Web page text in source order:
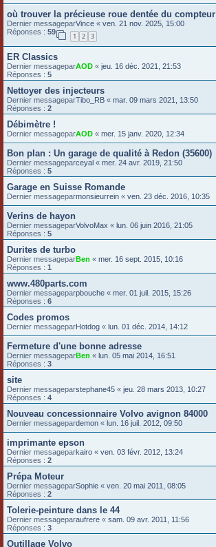
où trouver la précieuse roue dentée du compteur
Dernier messageparVince « ven. 21 nov. 2025, 15:00
Réponses : 59
1 2 3
ER Classics
Dernier messageparAOD « jeu. 16 déc. 2021, 21:53
Réponses : 5
Nettoyer des injecteurs
Dernier messageparTibo_RB « mar. 09 mars 2021, 13:50
Réponses : 2
Débimètre !
Dernier messageparAOD « mer. 15 janv. 2020, 12:34
Bon plan : Un garage de qualité à Redon (35600)
Dernier messageparceyal « mer. 24 avr. 2019, 21:50
Réponses : 5
Garage en Suisse Romande
Dernier messageparmonsieurrein « ven. 23 déc. 2016, 10:35
Verins de hayon
Dernier messageparVolvoMax « lun. 06 juin 2016, 21:05
Réponses : 5
Durites de turbo
Dernier messageparBen « mer. 16 sept. 2015, 10:16
Réponses : 1
www.480parts.com
Dernier messageparpbouche « mer. 01 juil. 2015, 15:26
Réponses : 6
Codes promos
Dernier messageparHotdog « lun. 01 déc. 2014, 14:12
Fermeture d'une bonne adresse
Dernier messageparBen « lun. 05 mai 2014, 16:51
Réponses : 3
site
Dernier messageparstephane45 « jeu. 28 mars 2013, 10:27
Réponses : 4
Nouveau concessionnaire Volvo avignon 84000
Dernier messagepardemon « lun. 16 juil. 2012, 09:50
imprimante epson
Dernier messageparkairo « ven. 03 févr. 2012, 13:24
Réponses : 2
Prépa Moteur
Dernier messageparSophie « ven. 20 mai 2011, 08:05
Réponses : 2
Tolerie-peinture dans le 44
Dernier messageparaufrere « sam. 09 avr. 2011, 11:56
Réponses : 3
Outillage Volvo